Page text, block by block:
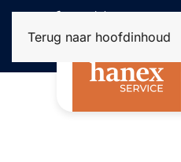
Terug naar hoofdinhoud
+31(0)172-506993